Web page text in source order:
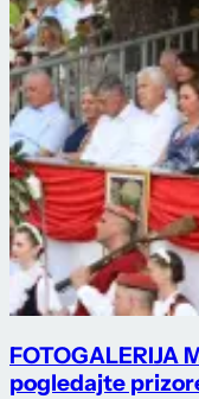
FOTOGALERIJA
pogledajte